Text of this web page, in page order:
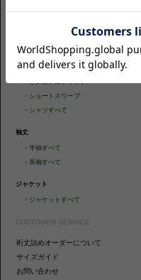
・タイトフィット
・レギュラーフィット
・ ショートスリーブ
・ シャツすべて
袖丈
・半袖すべて
・長袖すべて
ジャケット
・ ジャケットすべて
CUSTOMER SERVICE
裄丈詰めオーダーについて
サイズガイド
お問い合わせ